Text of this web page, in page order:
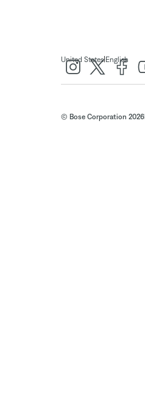
United States| English
© Bose Corporation 2026